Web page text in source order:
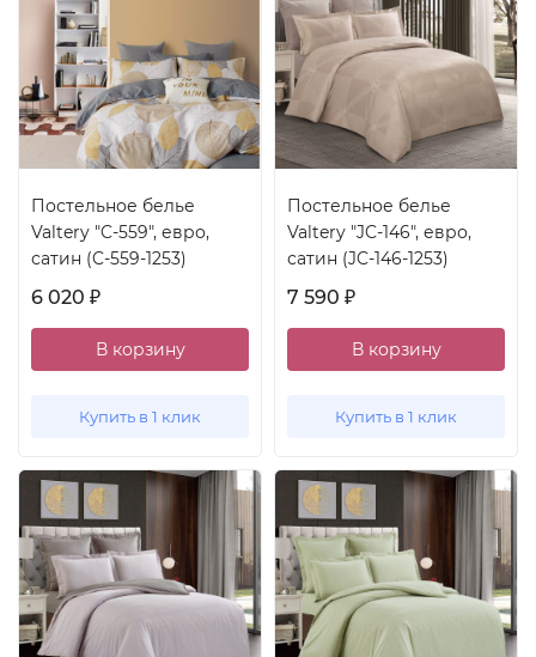
Постельное белье
Valtery "C-559", евро,
сатин (C-559-1253)
6 020 ₽
В корзину
Купить в 1 клик
Постельное белье
Valtery "JC-146", евро,
сатин (JC-146-1253)
7 590 ₽
В корзину
Купить в 1 клик